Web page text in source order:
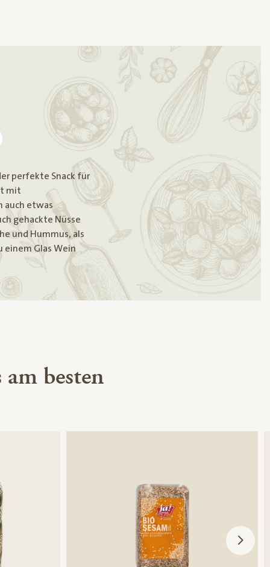
perfekte Snack für
mit
auch etwas
gehackte Nüsse
und Hummus, als
einem Glas Wein
besten